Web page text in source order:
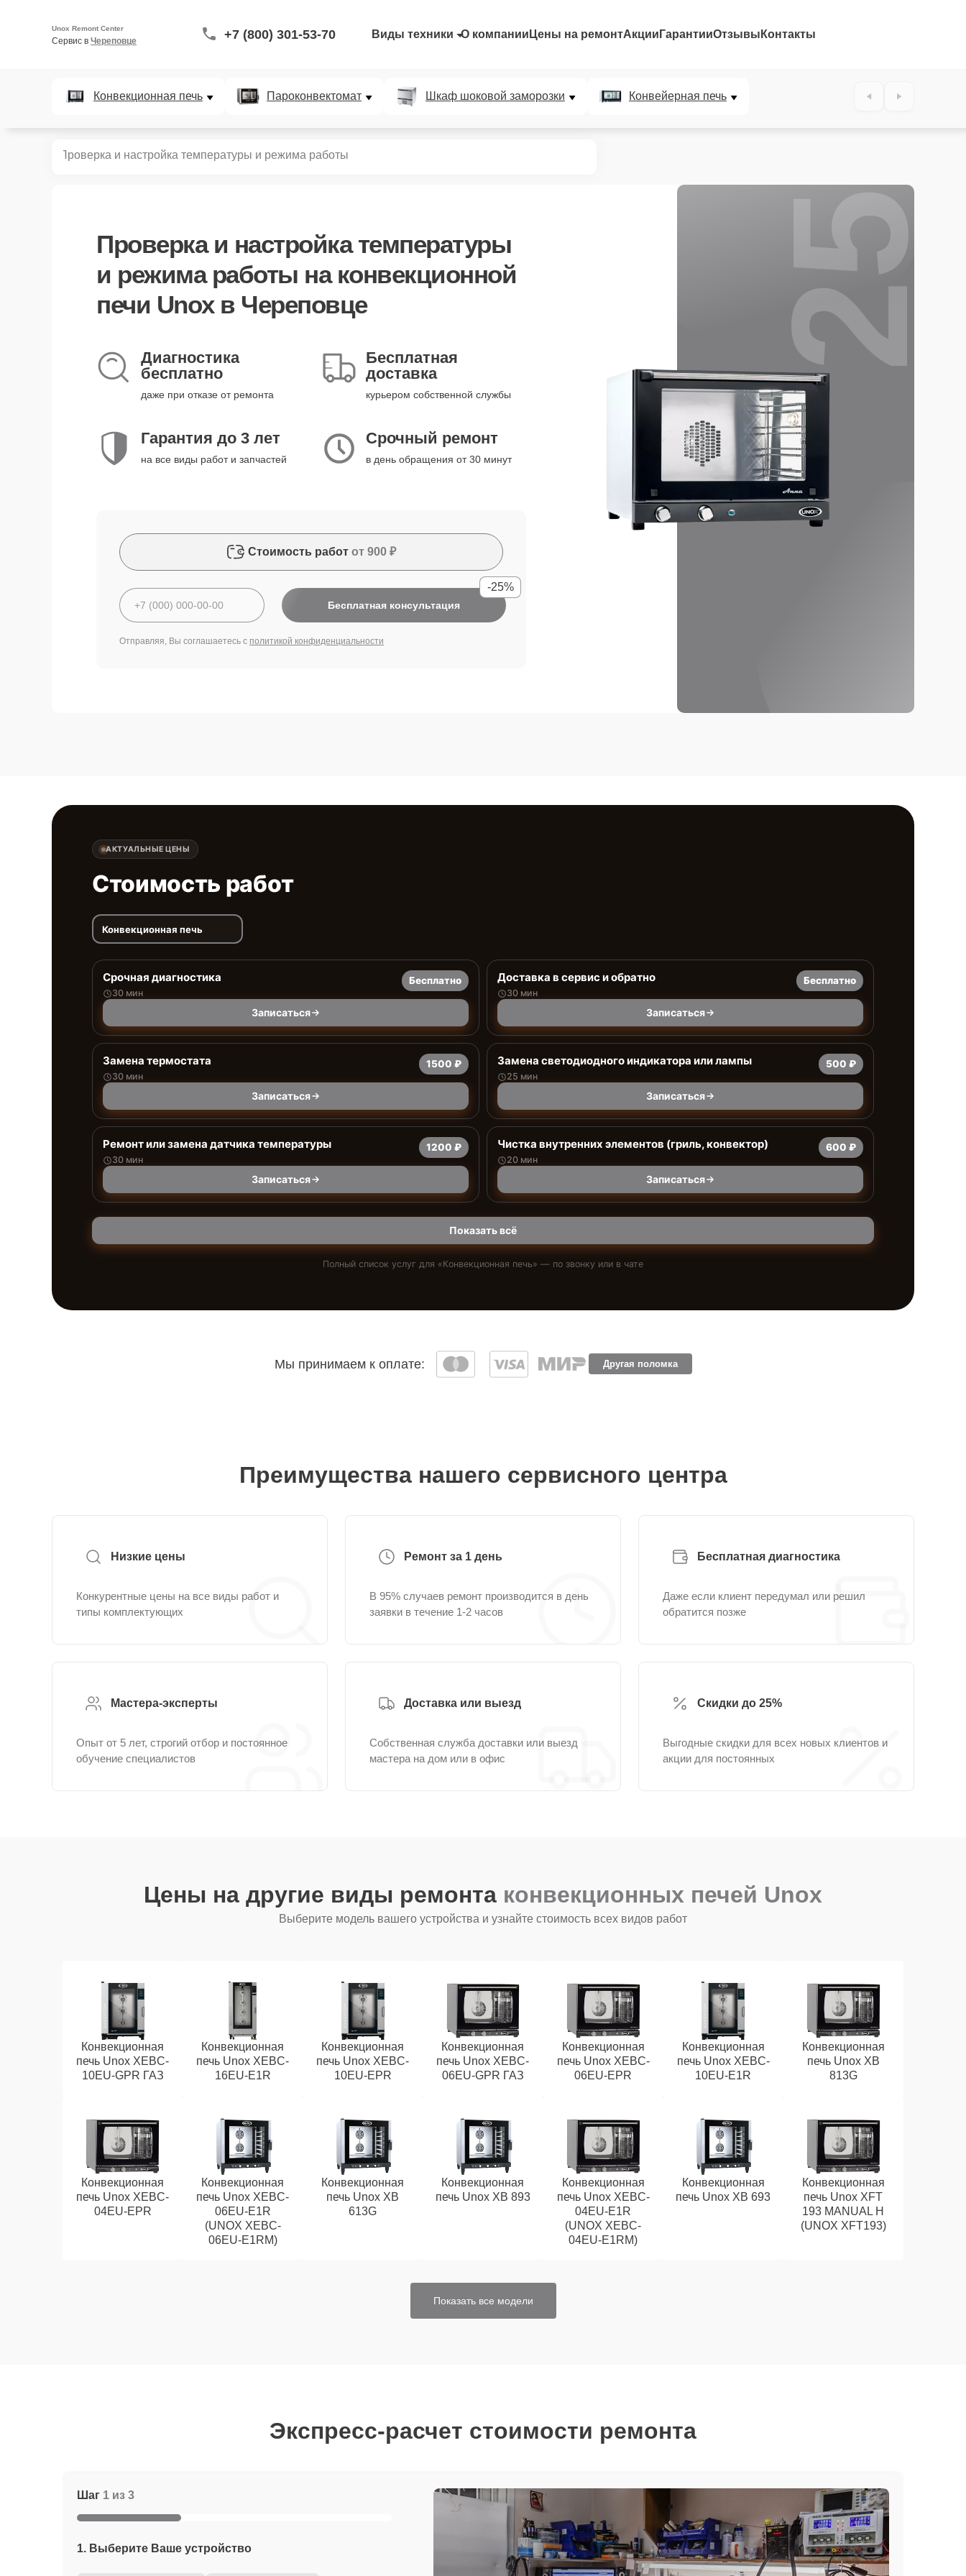
Unox Remont Center
Сервис в Череповце +7 (800) 301-53-70 Виды техники О компании Цены на ремонтАкции ГарантииОтзывы Контакты
Конвекционная печь Пароконвектомат Шкаф шоковой заморозки Конвейерная печь
Проверка и настройка температуры и режима работы
Проверка и настройка температуры
и режима работы на конвекционной
печи Unox в Череповце
Диагностика
бесплатно
даже при отказе от ремонта
Бесплатная
доставка
курьером собственной службы
Гарантия до 3 лет
на все виды работ и запчастей
Срочный ремонт
в день обращения от 30 минут
Стоимость работ от 900 ₽
Бесплатная консультация
-25%
Отправляя, Вы соглашаетесь с политикой конфиденциальности
25%
АКТУАЛЬНЫЕ ЦЕНЫ
Стоимость работ
Конвекционная печь
Срочная диагностика
30 мин
Бесплатно
Записаться
Доставка в сервис и обратно
30 мин
Бесплатно
Записаться
Замена термостата
30 мин
1500 ₽
Записаться
Заменa светодиодного индикатора или лампы
25 мин
500 ₽
Записаться
Ремонт или замена датчика температуры
30 мин
1200 ₽
Записаться
Чистка внутренних элементов (гриль, конвектор)
20 мин
600 ₽
Записаться
Показать всё
Полный список услуг для «Конвекционная печь» — по звонку или в чате
Мы принимаем к оплате: Другая поломка
Преимущества нашего сервисного центра
Низкие цены
Конкурентные цены на все виды работ и
типы комплектующих
Ремонт за 1 день
В 95% случаев ремонт производится в день
заявки в течение 1-2 часов
Бесплатная диагностика
Даже если клиент передумал или решил
обратится позже
Мастера-эксперты
Опыт от 5 лет, строгий отбор и постоянное
обучение специалистов
Доставка или выезд
Собственная служба доставки или выезд
мастера на дом или в офис
Скидки до 25%
Выгодные скидки для всех новых клиентов и
акции для постоянных
Цены на другие виды ремонта конвекционных печей Unox
Выберите модель вашего устройства и узнайте стоимость всех видов работ
Конвекционная
печь Unox XEBC-
10EU-GPR ГАЗ
Конвекционная
печь Unox XEBC-
16EU-E1R
Конвекционная
печь Unox XEBC-
10EU-EPR
Конвекционная
печь Unox XEBC-
06EU-GPR ГАЗ
Конвекционная
печь Unox XEBC-
06EU-EPR
Конвекционная
печь Unox XEBC-
10EU-E1R
Конвекционная
печь Unox XB
813G
Конвекционная
печь Unox XEBC-
04EU-EPR
Конвекционная
печь Unox XEBC-
06EU-E1R
(UNOX XEBC-
06EU-E1RM)
Конвекционная
печь Unox XB
613G
Конвекционная
печь Unox XB 893
Конвекционная
печь Unox XEBC-
04EU-E1R
(UNOX XEBC-
04EU-E1RM)
Конвекционная
печь Unox XB 693
Конвекционная
печь Unox XFT
193 MANUAL H
(UNOX XFT193)
Показать все модели
Экспресс-расчет стоимости ремонта
Шаг 1 из 3
1. Выберите Ваше устройство